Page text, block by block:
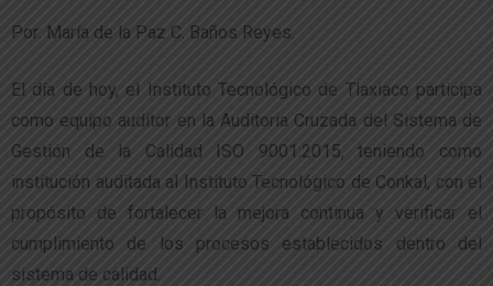
Por: María de la Paz C. Baños Reyes.
El día de hoy, el Instituto Tecnológico de Tlaxiaco participa
como equipo auditor en la Auditoria Cruzada del Sistema de
Gestión de la Calidad ISO 9001:2015, teniendo como
institución auditada al Instituto Tecnológico de Conkal, con el
propósito de fortalecer la mejora continua y verificar el
cumplimiento de los procesos establecidos dentro del
sistema de calidad.